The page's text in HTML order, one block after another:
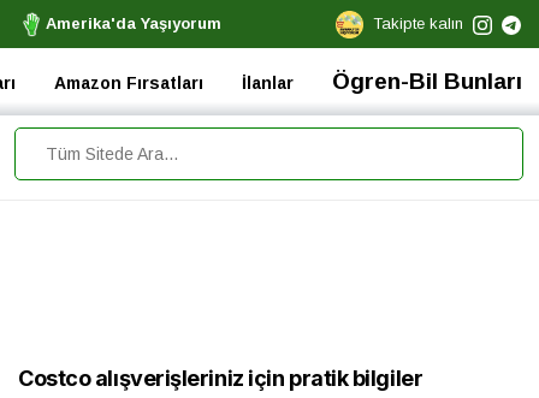
Amerika'da Yaşıyorum Takipte kalın
Amazon Fırsatları İlanlar Ögren-Bil Bunları
Costco alışverişleriniz için pratik bilgiler